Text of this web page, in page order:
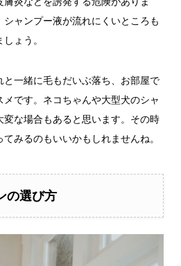
ャンプー液が流れにくいところも
ょう。
一緒に毛もだいぶ落ち、お部屋で
です。ネコちゃんや大型犬のシャ
変な場合もあると思います。その時
みるのもいいかもしれませんね。
の選び方